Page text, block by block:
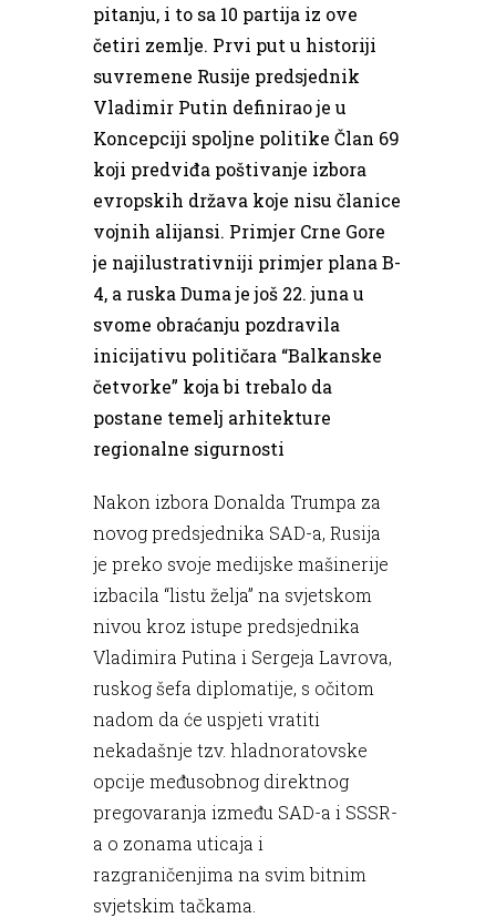
pitanju, i to sa 10 partija iz ove
četiri zemlje. Prvi put u historiji
suvremene Rusije predsjednik
Vladimir Putin definirao je u
Koncepciji spoljne politike Član 69
koji predviđa poštivanje izbora
evropskih država koje nisu članice
vojnih alijansi. Primjer Crne Gore
je najilustrativniji primjer plana B-
4, a ruska Duma je još 22. juna u
svome obraćanju pozdravila
inicijativu političara “Balkanske
četvorke” koja bi trebalo da
postane temelj arhitekture
regionalne sigurnosti
Nakon izbora Donalda Trumpa za
novog predsjednika SAD-a, Rusija
je preko svoje medijske mašinerije
izbacila “listu želja” na svjetskom
nivou kroz istupe predsjednika
Vladimira Putina i Sergeja Lavrova,
ruskog šefa diplomatije, s očitom
nadom da će uspjeti vratiti
nekadašnje tzv. hladnoratovske
opcije međusobnog direktnog
pregovaranja između SAD-a i SSSR-
a o zonama uticaja i
razgraničenjima na svim bitnim
svjetskim tačkama.